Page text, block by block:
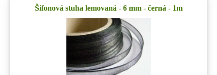
Šifonová stuha lemovaná - 6 mm - černá - 1m